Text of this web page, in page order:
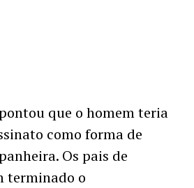
que o homem teria
como forma de
Os pais de
terminado o